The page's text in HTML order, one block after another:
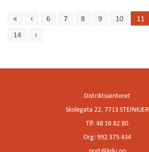
Innleggsnavigasjon
« ‹ 6 7 8 9 10 11
14
›
Distriktssenteret
Skolegata 22, 7713 STEINKJER
Tlf: 48 16 82 80
Org: 992 375 434